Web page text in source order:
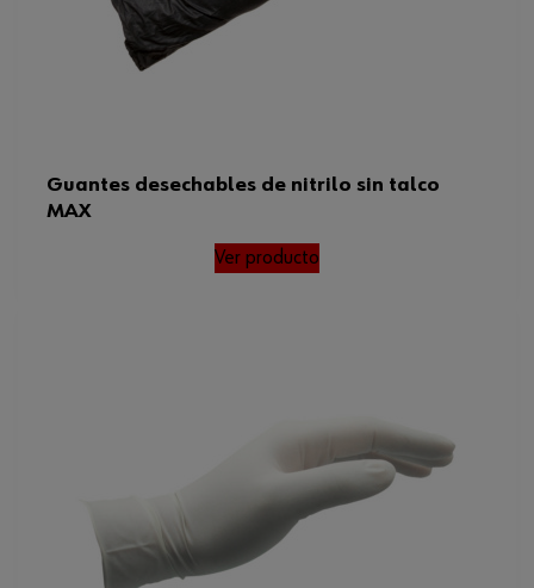
Guantes desechables de nitrilo sin talco
MAX
Ver producto